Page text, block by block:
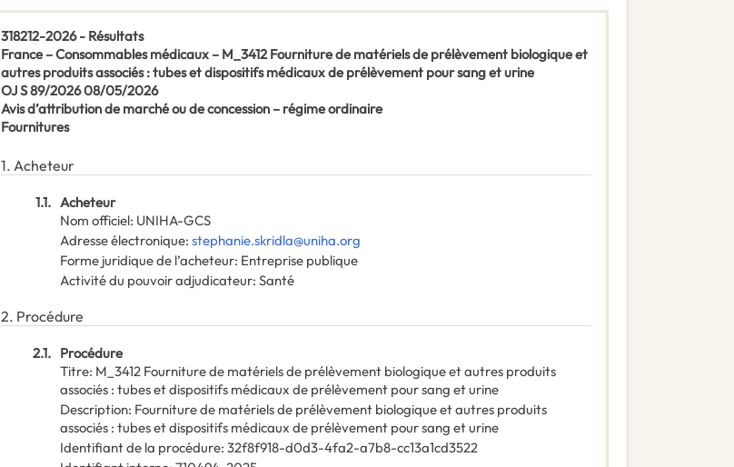
318212-2026 - Résultats
France – Consommables médicaux – M_3412 Fourniture de matériels de prélèvement biologique et
autres produits associés : tubes et dispositifs médicaux de prélèvement pour sang et urine
OJ S 89/2026 08/05/2026
Avis d’attribution de marché ou de concession – régime ordinaire
Fournitures
1. Acheteur
1.1. Acheteur
Nom officiel: UNIHA-GCS
Adresse électronique: stephanie.skridla@uniha.org
Forme juridique de l’acheteur: Entreprise publique
Activité du pouvoir adjudicateur: Santé
2. Procédure
2.1. Procédure
Titre: M_3412 Fourniture de matériels de prélèvement biologique et autres produits
associés : tubes et dispositifs médicaux de prélèvement pour sang et urine
Description: Fourniture de matériels de prélèvement biologique et autres produits
associés : tubes et dispositifs médicaux de prélèvement pour sang et urine
Identifiant de la procédure: 32f8f918-d0d3-4fa2-a7b8-cc13a1cd3522